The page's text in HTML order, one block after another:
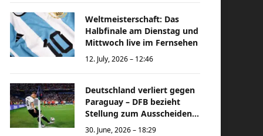
Weltmeisterschaft: Das
Halbfinale am Dienstag und
Mittwoch live im Fernsehen
12. July, 2026 – 12:46
Deutschland verliert gegen
Paraguay – DFB bezieht
Stellung zum Ausscheiden
bei der Weltmeisterschaft
30. June, 2026 – 18:29